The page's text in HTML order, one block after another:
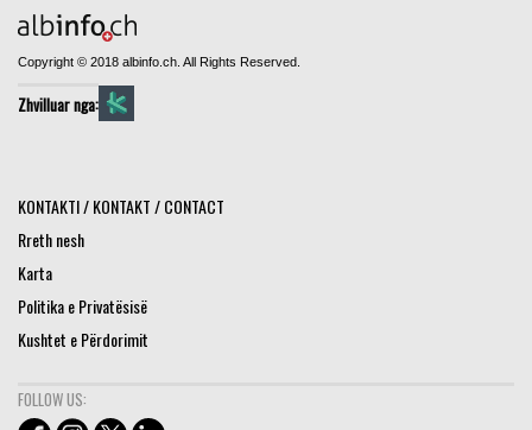
Copyright © 2018 albinfo.ch. All Rights Reserved.
Zhvilluar nga:
KONTAKTI / KONTAKT / CONTACT
Rreth nesh
Karta
Politika e Privatësisë
Kushtet e Përdorimit
FOLLOW US: